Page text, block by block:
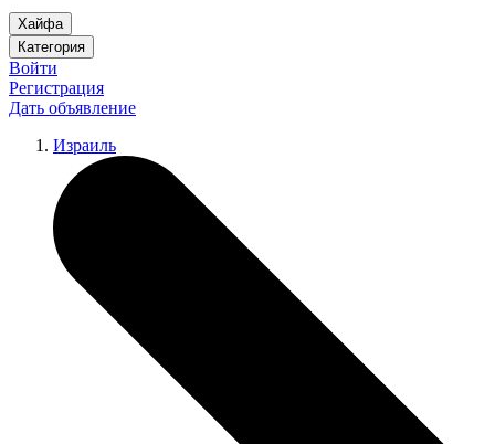
Хайфа
Категория
Войти
Регистрация
Дать объявление
Израиль